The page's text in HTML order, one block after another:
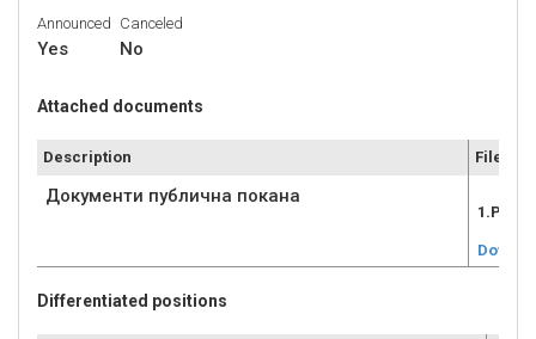
Announced
Yes
Canceled
No
Attached documents
Description File
Документи публична покана
Differentiated positions